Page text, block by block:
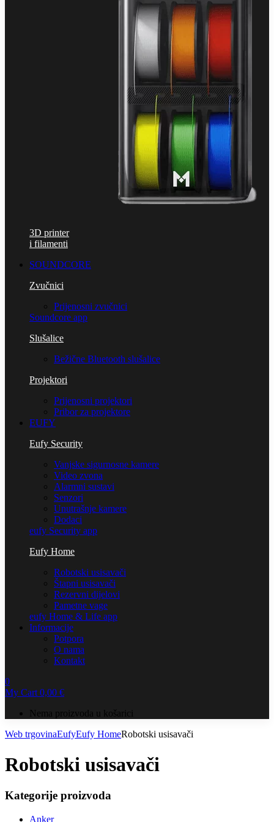
3D printer
i filamenti
SOUNDCORE
Zvučnici
Prijenosni zvučnici
Soundcore app
Slušalice
Bežične Bluetooth slušalice
Projektori
Prijenosni projektori
Pribor za projektore
EUFY
Eufy Security
Vanjske sigurnosne kamere
Video zvona
Alarmni sustavi
Senzori
Unutrašnje kamere
Dodaci
eufy Security app
Eufy Home
Robotski usisavači
Štapni usisavači
Rezervni dijelovi
Pametne vage
eufy Home & Life app
Informacije
Potpora
O nama
Kontakt
0
My Cart0,00 €
Nema proizvoda u košarici
Web trgovinaEufyEufy HomeRobotski usisavači
Robotski usisavači
Kategorije proizvoda
Anker